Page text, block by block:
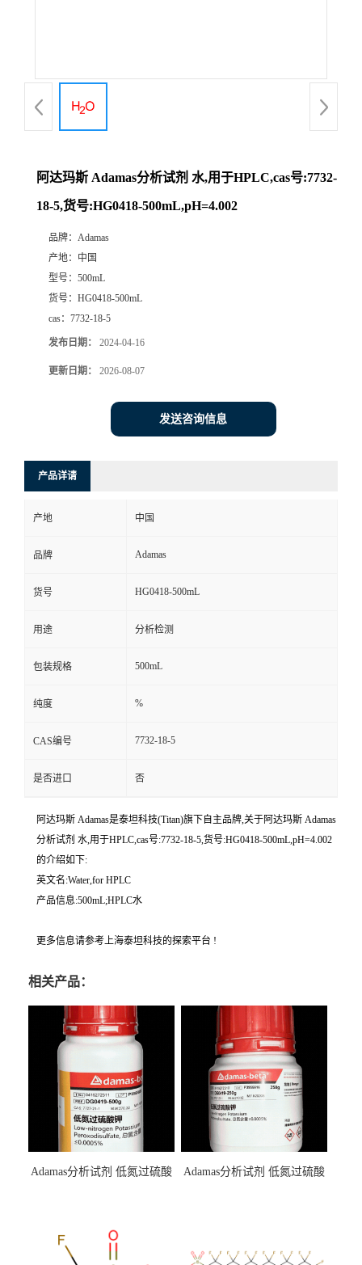
阿达玛斯 Adamas分析试剂 水,用于HPLC,cas号:7732-
18-5,货号:HG0418-500mL,pH=4.002
品牌： Adamas
产地： 中国
型号： 500mL
货号： HG0418-500mL
cas： 7732-18-5
发布日期： 2024-04-16
更新日期： 2026-08-07
发送咨询信息
产品详请
产地 中国
品牌 Adamas
货号 HG0418-500mL
用途 分析检测
包装规格 500mL
纯度 %
CAS编号 7732-18-5
是否进口 否
阿达玛斯 Adamas是泰坦科技(Titan)旗下自主品牌,关于阿达玛斯 Adamas
分析试剂 水,用于HPLC,cas号:7732-18-5,货号:HG0418-500mL,pH=4.002
的介绍如下:
英文名:Water,for HPLC
产品信息:500mL;HPLC水
更多信息请参考上海泰坦科技的探索平台 !
相关产品：
Adamas分析试剂 低氮过硫酸
（泰坦现货供应）
Adamas分析试剂 低氮过硫酸